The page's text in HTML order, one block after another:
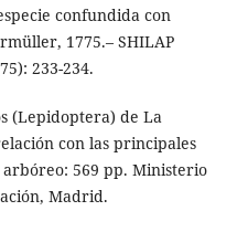
confundida con
1775.– SHILAP
233-234.
(Lepidoptera) de La
con las principales
569 pp. Ministerio
Madrid.